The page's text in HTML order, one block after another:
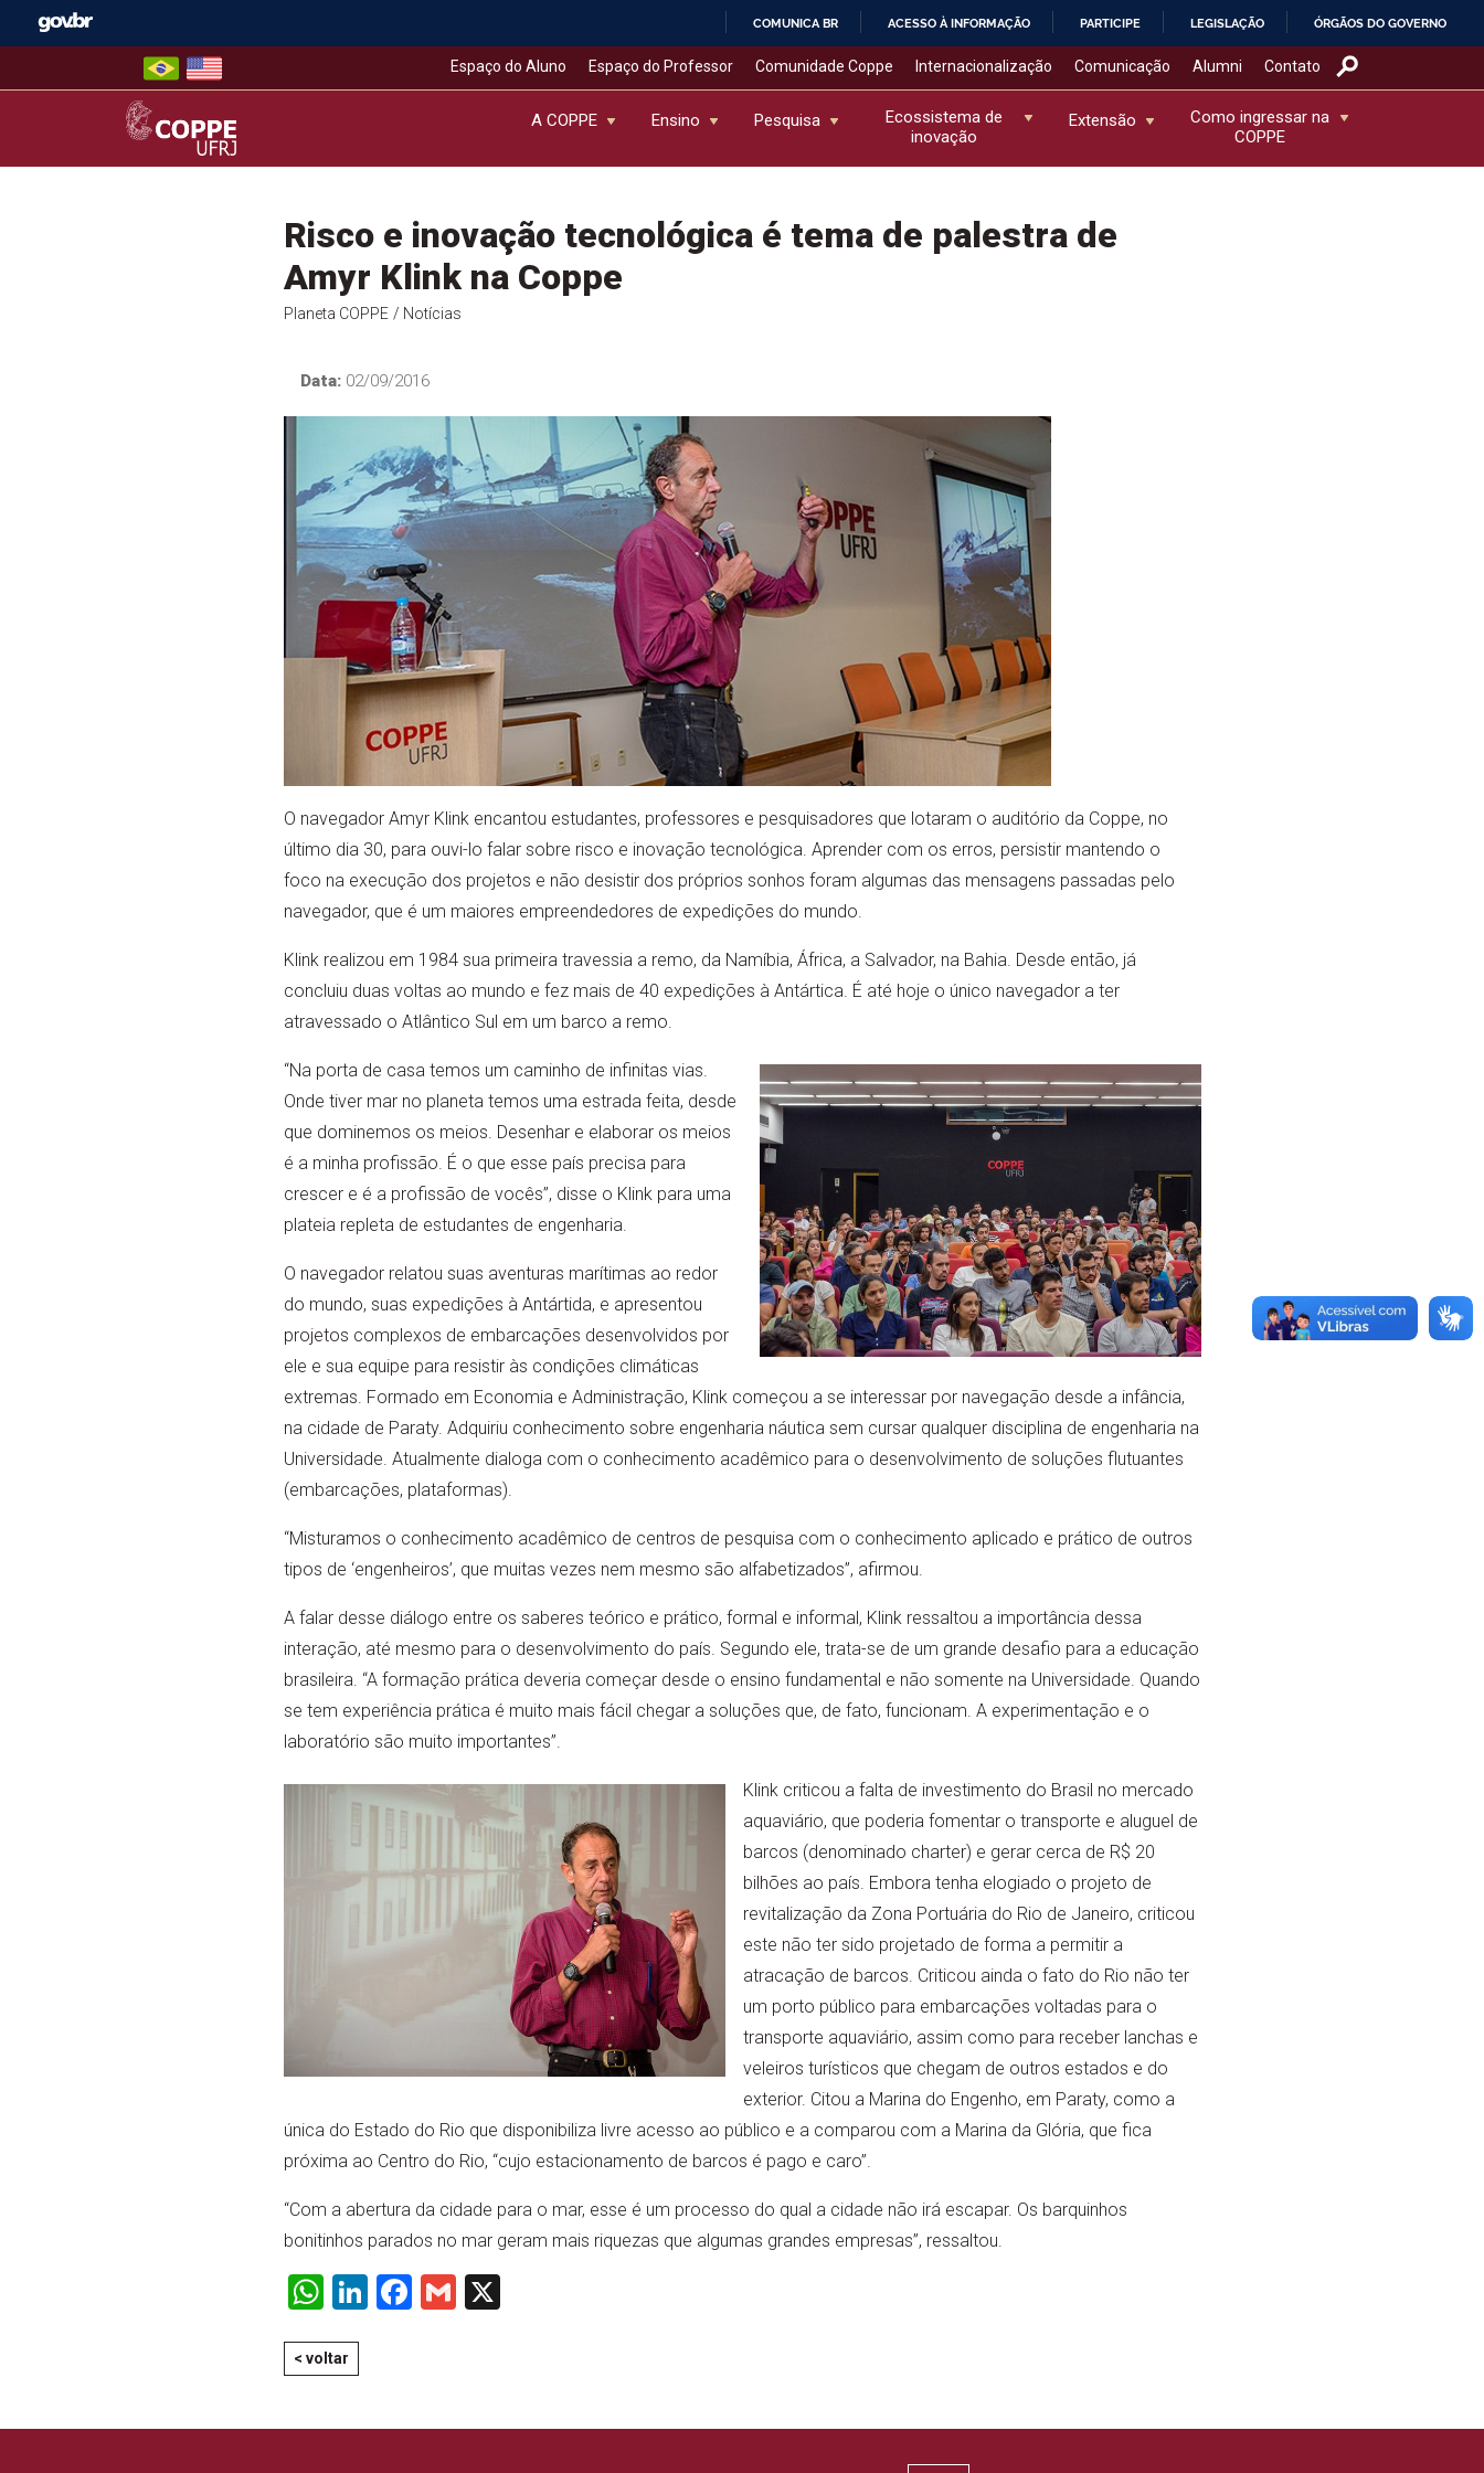
COMUNICA BR ACESSO À INFORMAÇÃO PARTICIPE LEGISLAÇÃO ÓRGÃOS DO GOVERNO
Espaço do Aluno Espaço do Professor Comunidade Coppe Internacionalização Comunicação Alumni Contato
COPPE – UFRJ
A COPPE Ensino Pesquisa
Ecossistema de
inovação
Extensão
Como ingressar na
COPPE
Risco e inovação tecnológica é tema de palestra de
Amyr Klink na Coppe
Planeta COPPE / Notícias
Data:02/09/2016
O navegador Amyr Klink encantou estudantes, professores e pesquisadores que lotaram o auditório da Coppe, no
último dia 30, para ouvi-lo falar sobre risco e inovação tecnológica. Aprender com os erros, persistir mantendo o
foco na execução dos projetos e não desistir dos próprios sonhos foram algumas das mensagens passadas pelo
navegador, que é um maiores empreendedores de expedições do mundo.
Klink realizou em 1984 sua primeira travessia a remo, da Namíbia, África, a Salvador, na Bahia. Desde então, já
concluiu duas voltas ao mundo e fez mais de 40 expedições à Antártica. É até hoje o único navegador a ter
atravessado o Atlântico Sul em um barco a remo.
“Na porta de casa temos um caminho de infinitas vias.
Onde tiver mar no planeta temos uma estrada feita, desde
que dominemos os meios. Desenhar e elaborar os meios
é a minha profissão. É o que esse país precisa para
crescer e é a profissão de vocês”, disse o Klink para uma
plateia repleta de estudantes de engenharia.
O navegador relatou suas aventuras marítimas ao redor
do mundo, suas expedições à Antártida, e apresentou
projetos complexos de embarcações desenvolvidos por
ele e sua equipe para resistir às condições climáticas
extremas. Formado em Economia e Administração, Klink começou a se interessar por navegação desde a infância,
na cidade de Paraty. Adquiriu conhecimento sobre engenharia náutica sem cursar qualquer disciplina de engenharia na
Universidade. Atualmente dialoga com o conhecimento acadêmico para o desenvolvimento de soluções flutuantes
(embarcações, plataformas).
“Misturamos o conhecimento acadêmico de centros de pesquisa com o conhecimento aplicado e prático de outros
tipos de ‘engenheiros’, que muitas vezes nem mesmo são alfabetizados”, afirmou.
A falar desse diálogo entre os saberes teórico e prático, formal e informal, Klink ressaltou a importância dessa
interação, até mesmo para o desenvolvimento do país. Segundo ele, trata-se de um grande desafio para a educação
brasileira. “A formação prática deveria começar desde o ensino fundamental e não somente na Universidade. Quando
se tem experiência prática é muito mais fácil chegar a soluções que, de fato, funcionam. A experimentação e o
laboratório são muito importantes”.
Klink criticou a falta de investimento do Brasil no mercado
aquaviário, que poderia fomentar o transporte e aluguel de
barcos (denominado charter) e gerar cerca de R$ 20
bilhões ao país. Embora tenha elogiado o projeto de
revitalização da Zona Portuária do Rio de Janeiro, criticou
este não ter sido projetado de forma a permitir a
atracação de barcos. Criticou ainda o fato do Rio não ter
um porto público para embarcações voltadas para o
transporte aquaviário, assim como para receber lanchas e
veleiros turísticos que chegam de outros estados e do
exterior. Citou a Marina do Engenho, em Paraty, como a
única do Estado do Rio que disponibiliza livre acesso ao público e a comparou com a Marina da Glória, que fica
próxima ao Centro do Rio, “cujo estacionamento de barcos é pago e caro”.
“Com a abertura da cidade para o mar, esse é um processo do qual a cidade não irá escapar. Os barquinhos
bonitinhos parados no mar geram mais riquezas que algumas grandes empresas”, ressaltou.
WhatsApp
LinkedIn
Facebook
Gmail
X
< voltar